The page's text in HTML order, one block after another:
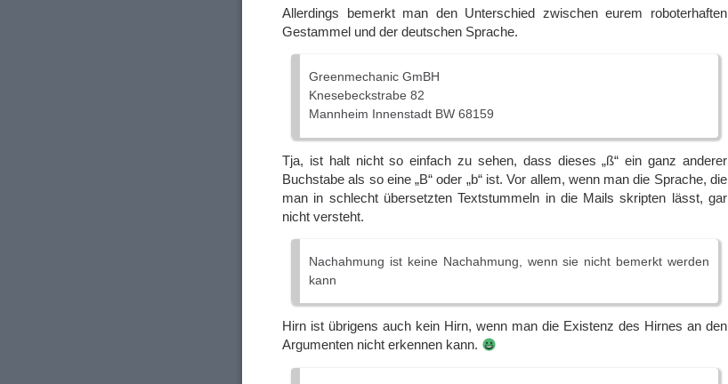
Allerdings bemerkt man den Unterschied zwischen eurem roboterhaften
Gestammel und der deutschen Sprache.
Greenmechanic GmBH
Knesebeckstrabe 82
Mannheim Innenstadt BW 68159
Tja, ist halt nicht so einfach zu sehen, dass dieses „ß“ ein ganz anderer
Buchstabe als so eine „B“ oder „b“ ist. Vor allem, wenn man die Sprache, die
man in schlecht übersetzten Textstummeln in die Mails skripten lässt, gar
nicht versteht.
Nachahmung ist keine Nachahmung, wenn sie nicht bemerkt werden
kann
Hirn ist übrigens auch kein Hirn, wenn man die Existenz des Hirnes an den
Argumenten nicht erkennen kann.